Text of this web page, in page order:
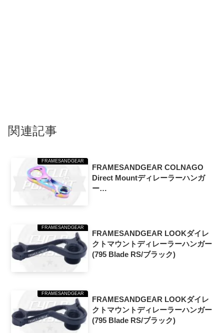
関連記事
FRAMESANDGEAR
FRAMESANDGEAR COLNAGO
Direct Mountディレーラーハンガ
ー
FRAMESANDGEAR
FRAMESANDGEAR LOOKダイレ
クトマウントディレーラーハンガー
(795 Blade RS/ブラック)
FRAMESANDGEAR
FRAMESANDGEAR LOOKダイレ
クトマウントディレーラーハンガー
(795 Blade RS/ブラック)